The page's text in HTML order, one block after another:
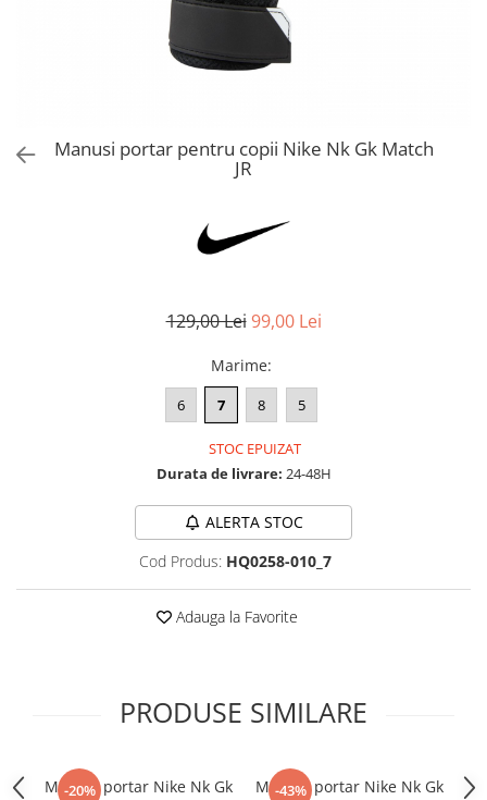
Pantaloni lungi fotbal copii
Geci si veste fotbal copii
Sorturi fotbal femei
Manusi portar pentru copii Nike Nk Gk Match
JR
129,00 Lei 99,00 Lei
Marime:
6 7 8 5
STOC EPUIZAT
Durata de livrare: 24-48H
ALERTA STOC
Cod Produs: HQ0258-010_7
Adauga la Favorite
PRODUSE SIMILARE
-20%
Manusi portar Nike Nk Gk
-43%
Manusi portar Nike Nk Gk